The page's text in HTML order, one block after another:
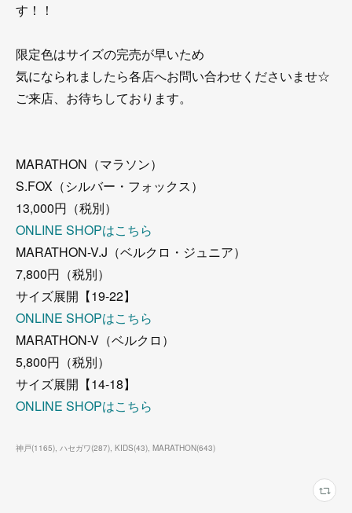
す！！
限定色はサイズの完売が早いため
気になられましたら各店へお問い合わせくださいませ☆
ご来店、お待ちしております。
MARATHON（マラソン）
S.FOX（シルバー・フォックス）
13,000円（税別）
ONLINE SHOPはこちら
MARATHON-V.J（ベルクロ・ジュニア）
7,800円（税別）
サイズ展開【19-22】
ONLINE SHOPはこちら
MARATHON-V（ベルクロ）
5,800円（税別）
サイズ展開【14-18】
ONLINE SHOPはこちら
神戸(1165) ハセガワ(287) KIDS(43) MARATHON(643)